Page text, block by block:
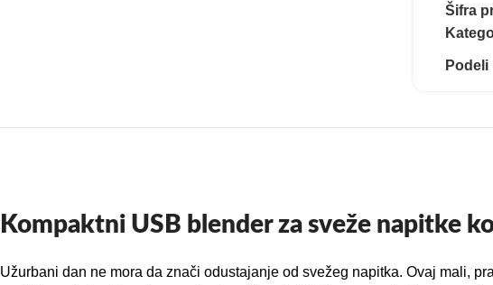
Šifra
Podeli
Kompaktni USB blender za sveže napitke
Užurbani dan ne mora da znači odustajanje od svežeg napitka. Ovaj mali,